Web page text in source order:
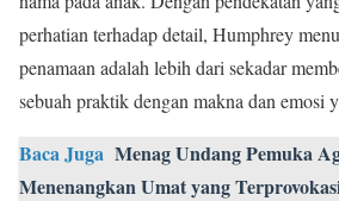
perhatian terhadap detail, Humphrey
penamaan adalah lebih dari sekadar
sebuah praktik dengan makna dan emosi
Baca Juga Menag Undang Pemuka
Menenangkan Umat yang